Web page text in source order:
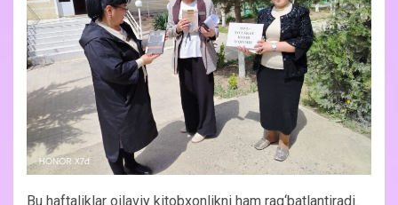
Bu haftaliklar oilaviy kitobxonlikni ham rag‘batlantiradi.